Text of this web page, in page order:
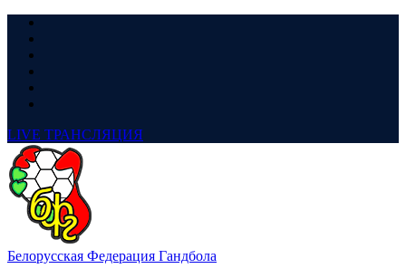
LIVE ТРАНСЛЯЦИЯ
Белорусская Федерация Гандбола